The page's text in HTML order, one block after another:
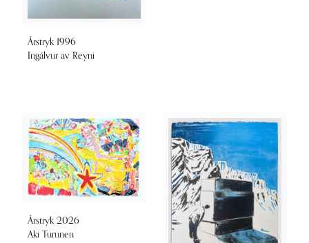
Årstryk 1996
Ingálvur av Reyni
Årstryk 2026
Aki Turunen